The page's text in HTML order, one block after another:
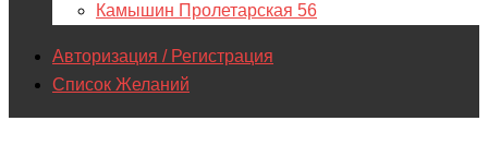
Камышин Пролетарская 56
Авторизация / Регистрация
Список Желаний